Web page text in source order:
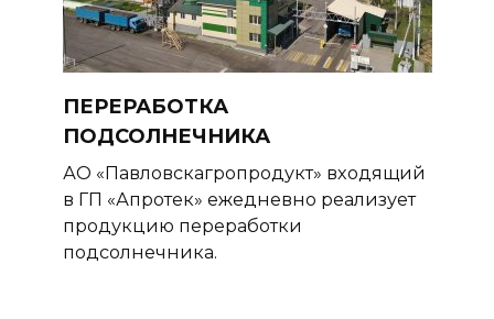
ПЕРЕРАБОТКА
ПОДСОЛНЕЧНИКА
АО «Павловскагропродукт» входящий
в ГП «Апротек» ежедневно реализует
продукцию переработки
подсолнечника.